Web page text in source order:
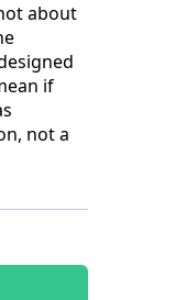
about
if
not a